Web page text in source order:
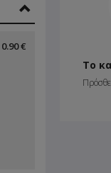
€
Το